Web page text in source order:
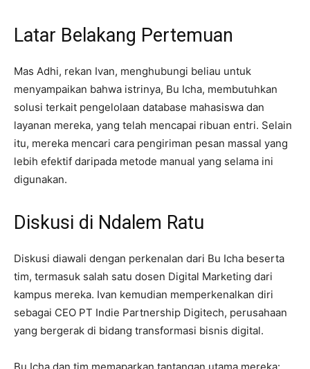
Latar Belakang Pertemuan
Mas Adhi, rekan Ivan, menghubungi beliau untuk
menyampaikan bahwa istrinya, Bu Icha, membutuhkan
solusi terkait pengelolaan database mahasiswa dan
layanan mereka, yang telah mencapai ribuan entri. Selain
itu, mereka mencari cara pengiriman pesan massal yang
lebih efektif daripada metode manual yang selama ini
digunakan.
Diskusi di Ndalem Ratu
Diskusi diawali dengan perkenalan dari Bu Icha beserta
tim, termasuk salah satu dosen Digital Marketing dari
kampus mereka. Ivan kemudian memperkenalkan diri
sebagai CEO PT Indie Partnership Digitech, perusahaan
yang bergerak di bidang transformasi bisnis digital.